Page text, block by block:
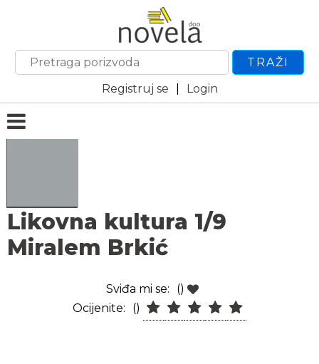
TRAŽI
Registruj se
Login
Likovna kultura 1/9
Miralem Brkić
Sviđa mi se:
()
Ocijenite:
()